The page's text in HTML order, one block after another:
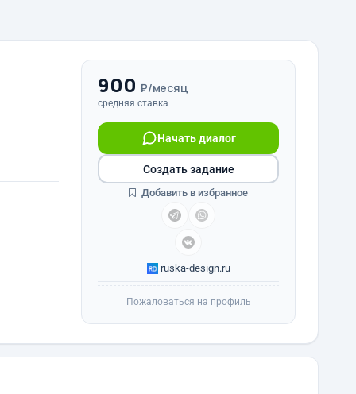
900 ₽/месяц
средняя ставка
Начать диалог
ruska-design.ru
Создать задание
Добавить в избранное
Пожаловаться на профиль